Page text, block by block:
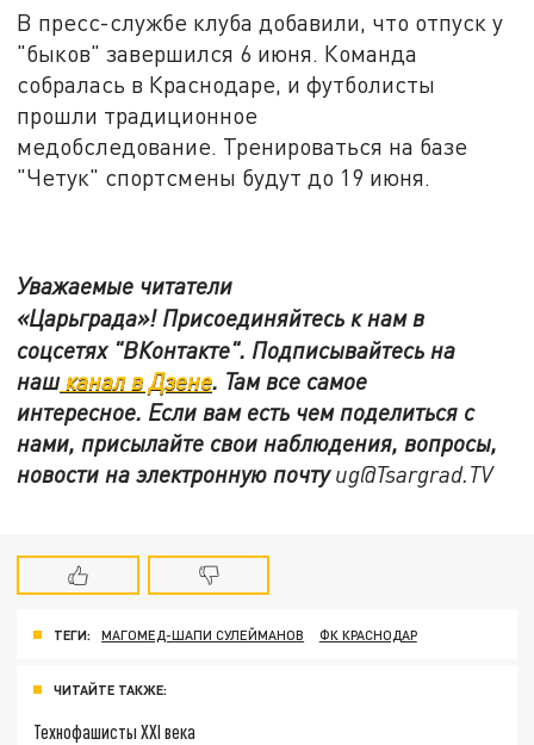
В пресс-службе клуба добавили, что отпуск у
"быков" завершился 6 июня. Команда
собралась в Краснодаре, и футболисты
прошли традиционное
медобследование. Тренироваться на базе
"Четук" спортсмены будут до 19 июня.
Уважаемые читатели
«Царьграда»! Присоединяйтесь к нам в
соцсетях "ВКонтакте". Подписывайтесь на
нашканал в Дзене. Там все самое
интересное. Если вам есть чем поделиться с
нами, присылайте свои наблюдения, вопросы,
новости на электронную почтуug@Tsargrad.TV
ТЕГИ: МАГОМЕД-ШАПИ СУЛЕЙМАНОВ ФК КРАСНОДАР
ЧИТАЙТЕ ТАКЖЕ:
Технофашисты XXI века